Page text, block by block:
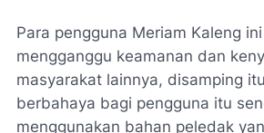
Para pengguna Meriam Kaleng
mengganggu keamanan dan
masyarakat lainnya, disamping
berbahaya bagi pengguna itu
menggunakan bahan peledak